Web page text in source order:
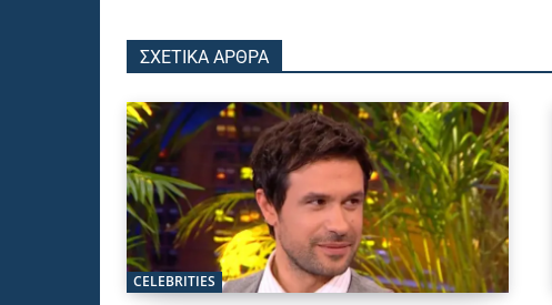
ΣΧΕΤΙΚΑ ΑΡΘΡΑ
CELEBRITIES